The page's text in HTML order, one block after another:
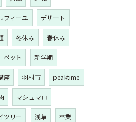
フィーユ デザート
冬休み 春休み
ペット 新学期
座 羽村市 peaktime
マシュマロ
ツリー 浅草 卒業